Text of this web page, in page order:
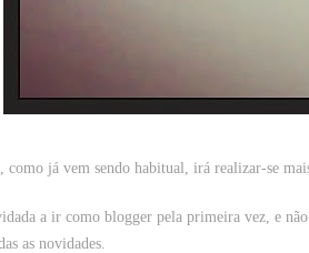
como já vem sendo habitual, irá realizar-se
a ir como blogger pela primeira vez, e
as novidades.